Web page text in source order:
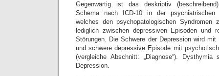
Gegenwärtig ist das deskriptiv
Schema nach ICD-10 in der psychiatrischen
welches den psychopatologischen Syndromen
lediglich zwischen depressiven Episoden und
Störungen. Die Schwere der Depression wird
und schwere depressive Episode mit
(vergleiche Abschnitt: „Diagnose“).
Depression.